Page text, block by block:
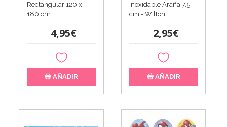
Rectangular 120 x
180 cm
4,95€
AÑADIR
Inoxidable Araña 7,5
cm - Wilton
2,95€
AÑADIR